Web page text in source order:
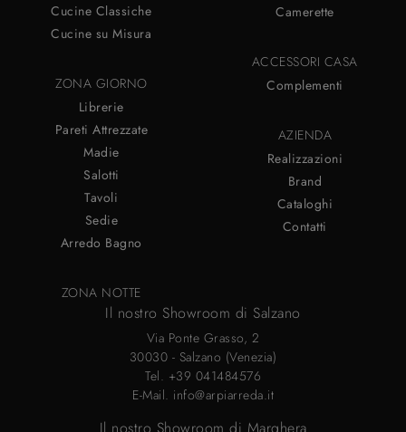
Cucine Classiche
Cucine su Misura
ZONA GIORNO
Librerie
Pareti Attrezzate
Madie
Salotti
Tavoli
Sedie
Arredo Bagno
ZONA NOTTE
Camerette
ACCESSORI CASA
Complementi
AZIENDA
Realizzazioni
Brand
Cataloghi
Contatti
Il nostro Showroom di Salzano
Via Ponte Grasso, 2
30030 - Salzano (Venezia)
Tel. +39 041484576
E-Mail. info@arpiarreda.it
Il nostro Showroom di Marghera